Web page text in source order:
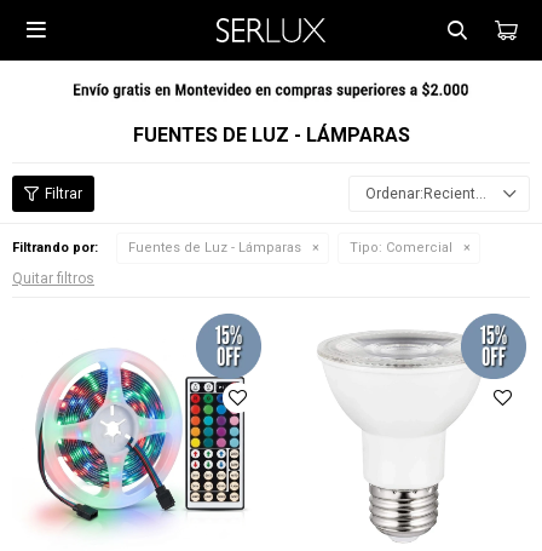

FUENTES DE LUZ - LÁMPARAS
Recientes
Filtrando por: Fuentes de Luz - Lámparas Tipo: Comercial
Quitar filtros